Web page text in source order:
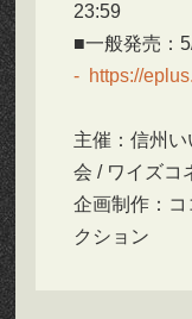
23:59
■一般発売：
https://
主催：信州
会 / ワイズコ
企画制作：
クション